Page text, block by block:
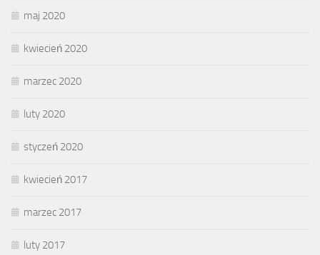
maj 2020
kwiecień 2020
marzec 2020
luty 2020
styczeń 2020
kwiecień 2017
marzec 2017
luty 2017